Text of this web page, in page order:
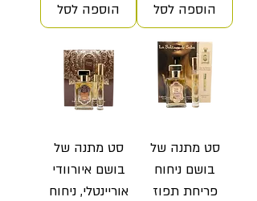
הוספה לסל הוספה לסל
סט מתנה של
בושם ניחוח
פריחת תפוז
סט מתנה של
בושם איורוודי
אוריינטלי, ניחוח